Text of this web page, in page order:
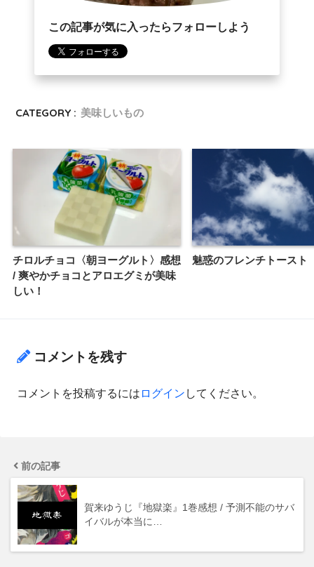
この記事が気に入ったらフォローしよう
CATEGORY : 美味しいもの
チロルチョコ〈朝ヨーグルト〉感想
/ 爽やかチョコとアロエグミが美味
しい！
魅惑のフレンチトースト
コメントを残す
コメントを投稿するには ログイン してください。
前の記事
賀来ゆうじ『地獄楽』1巻感想 / 予測不能のサバ
イバルが本当に…